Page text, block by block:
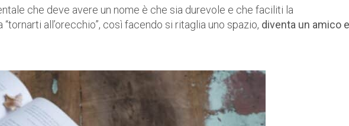
che deve avere un nome è che sia durevole e che faciliti la
all’orecchio”, così facendo si ritaglia uno spazio, diventa un amico e